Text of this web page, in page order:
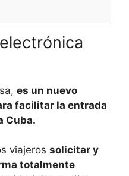
es un nuevo
facilitar la entrada
Cuba.
viajeros solicitar y
totalmente